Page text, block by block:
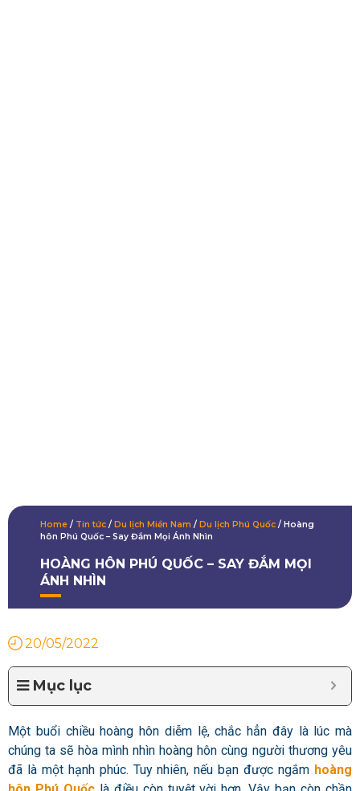
Home / Tin tức / Du lịch Miền Nam / Du lịch Phú Quốc / Hoàng
hôn Phú Quốc – Say Đắm Mọi Ánh Nhìn
HOÀNG HÔN PHÚ QUỐC – SAY ĐẮM MỌI
ÁNH NHÌN
20/05/2022
Mục lục
Một buổi chiều hoàng hôn diễm lệ, chắc hẳn đây là lúc mà
chúng ta sẽ hòa mình nhìn hoàng hôn cùng người thương yêu
đã là một hạnh phúc. Tuy nhiên, nếu bạn được ngắm hoàng